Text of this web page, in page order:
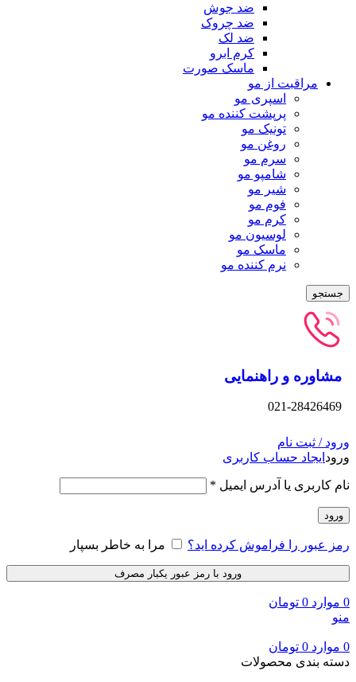
ضد جوش
ضد چروک
ضد لک
کرم ابرو
ماسک صورت
مراقبت از مو
اسپری مو
پرپشت کننده مو
تونیک مو
روغن مو
سرم مو
شامپو مو
شیر مو
فوم مو
کرم مو
لوسیون مو
ماسک مو
نرم کننده مو
جستجو
مشاوره و راهنمایی
021-28426469
ورود / ثبت نام
ورود ایجاد حساب کاربری
نام کاربری یا آدرس ایمیل *
ورود
رمز عبور را فراموش کرده اید؟ مرا به خاطر بسپار
ورود با رمز عبور یکبار مصرف
0 موارد 0 تومان
منو
0 موارد 0 تومان
دسته بندی محصولات